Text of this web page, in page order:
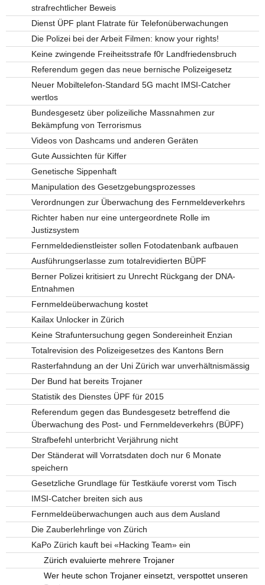
strafrechtlicher Beweis
Dienst ÜPF plant Flatrate für Telefonüberwachungen
Die Polizei bei der Arbeit Filmen: know your rights!
Keine zwingende Freiheitsstrafe f0r Landfriedensbruch
Referendum gegen das neue bernische Polizeigesetz
Neuer Mobiltelefon-Standard 5G macht IMSI-Catcher
wertlos
Bundesgesetz über polizeiliche Massnahmen zur
Bekämpfung von Terrorismus
Videos von Dashcams und anderen Geräten
Gute Aussichten für Kiffer
Genetische Sippenhaft
Manipulation des Gesetzgebungsprozesses
Verordnungen zur Überwachung des Fernmeldeverkehrs
Richter haben nur eine untergeordnete Rolle im
Justizsystem
Fernmeldedienstleister sollen Fotodatenbank aufbauen
Ausführungserlasse zum totalrevidierten BÜPF
Berner Polizei kritisiert zu Unrecht Rückgang der DNA-
Entnahmen
Fernmeldeüberwachung kostet
Kailax Unlocker in Zürich
Keine Strafuntersuchung gegen Sondereinheit Enzian
Totalrevision des Polizeigesetzes des Kantons Bern
Rasterfahndung an der Uni Zürich war unverhältnismässig
Der Bund hat bereits Trojaner
Statistik des Dienstes ÜPF für 2015
Referendum gegen das Bundesgesetz betreffend die
Überwachung des Post- und Fernmeldeverkehrs (BÜPF)
Strafbefehl unterbricht Verjährung nicht
Der Ständerat will Vorratsdaten doch nur 6 Monate
speichern
Gesetzliche Grundlage für Testkäufe vorerst vom Tisch
IMSI-Catcher breiten sich aus
Fernmeldeüberwachungen auch aus dem Ausland
Die Zauberlehrlinge von Zürich
KaPo Zürich kauft bei «Hacking Team» ein
Zürich evaluierte mehrere Trojaner
Wer heute schon Trojaner einsetzt, verspottet unseren